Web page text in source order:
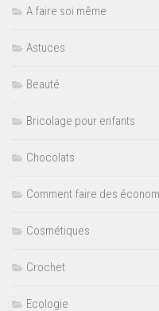
A faire soi même
Astuces
Beauté
Bricolage pour enfants
Chocolats
Comment faire des
Cosmétiques
Crochet
Ecologie